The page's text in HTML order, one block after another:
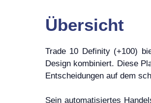
Übersicht
Trade 10 Definity (+100)
Design kombiniert. Diese
Entscheidungen auf dem
Sein automatisiertes